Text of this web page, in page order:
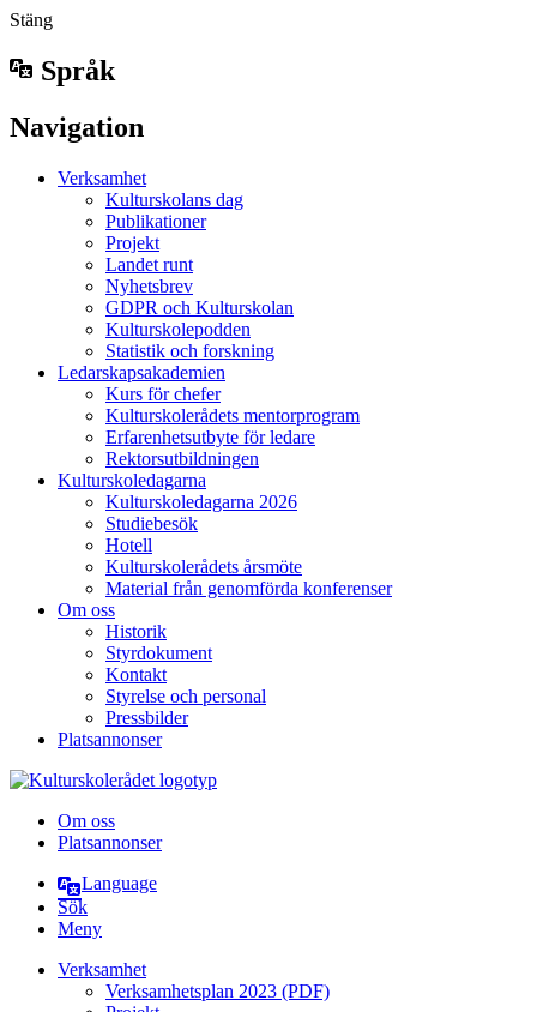
Stäng
Språk
Navigation
Verksamhet
Kulturskolans dag
Publikationer
Projekt
Landet runt
Nyhetsbrev
GDPR och Kulturskolan
Kulturskolepodden
Statistik och forskning
Ledarskapsakademien
Kurs för chefer
Kulturskolerådets mentorprogram
Erfarenhetsutbyte för ledare
Rektorsutbildningen
Kulturskoledagarna
Kulturskoledagarna 2026
Studiebesök
Hotell
Kulturskolerådets årsmöte
Material från genomförda konferenser
Om oss
Historik
Styrdokument
Kontakt
Styrelse och personal
Pressbilder
Platsannonser
Hoppa till innehållet
Om oss
Platsannonser
Language
Sök
Meny
Verksamhet
Verksamhetsplan 2023 (PDF)